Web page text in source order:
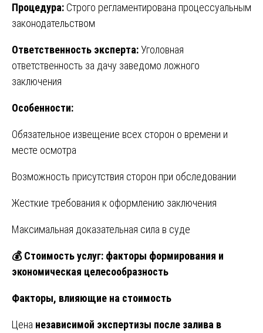
Процедура: Строго регламентирована процессуальным
законодательством
Ответственность эксперта:Уголовная
ответственность за дачу заведомо ложного
заключения
Особенности:
Обязательное извещение всех сторон о времени и
месте осмотра
Возможность присутствия сторон при обследовании
Жесткие требования к оформлению заключения
Максимальная доказательная сила в суде
💰Стоимость услуг: факторы формирования и
экономическая целесообразность
Факторы, влияющие на стоимость
Цена независимой экспертизы после залива в